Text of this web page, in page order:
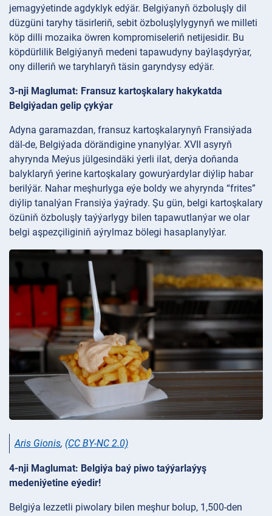
jemagyýetinde agdyklyk edýär. Belgiýanyň özboluşly dil
düzgüni taryhy täsirleriň, sebit özboluşlylygynyň we milleti
köp dilli mozaika öwren kompromiseleriň netijesidir. Bu
köpdürlilik Belgiýanyň medeni tapawudyny baýlaşdyrýar,
ony dilleriň we taryhlaryň täsin garyndysy edýär.
3-nji Maglumat: Fransuz kartoşkalary hakykatda
Belgiýadan gelip çykýar
Adyna garamazdan, fransuz kartoşkalarynyň Fransiýada
däl-de, Belgiýada dörändigine ynanylýar. XVII asyryň
ahyrynda Meýus jülgesindäki ýerli ilat, derýa doňanda
balyklaryň ýerine kartoşkalary gowurýardylar diýlip habar
berilýär. Nahar meşhurlyga eýe boldy we ahyrynda “frites”
diýlip tanalýan Fransiýa ýaýrady. Şu gün, belgi kartoşkalary
özüniň özboluşly taýýarlygy bilen tapawutlanýar we olar
belgi aşpezçiliginiň aýrylmaz bölegi hasaplanylýar.
Aris Gionis, (CC BY-NC 2.0)
4-nji Maglumat: Belgiýa baý piwo taýýarlaýyş
medeniýetine eýedir!
Belgiýa lezzetli piwolary bilen meşhur bolup, 1,500-den